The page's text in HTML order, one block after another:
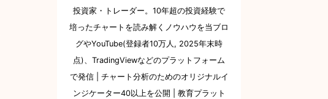
投資家・トレーダー。10年超の投資経験で
培ったチャートを読み解くノウハウを当ブロ
グやYouTube(登録者10万人, 2025年末時
点)、TradingViewなどのプラットフォーム
で発信 | チャート分析のためのオリジナルイ
ンジケーター40以上を公開 | 教育プラット